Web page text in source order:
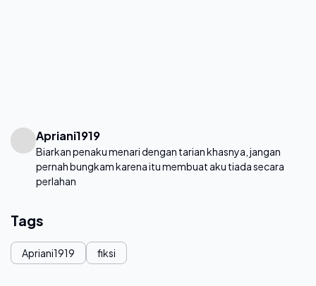
Apriani1919
Biarkan penaku menari dengan tarian khasnya, jangan
pernah bungkam karena itu membuat aku tiada secara
perlahan
Tags
Apriani1919 fiksi